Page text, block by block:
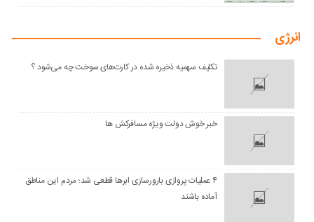
انرژی
تکلیف سهمیه ذخیره شده در کارت‌های سوخت چه می‌شود ؟
خبر خوش دولت ویژه مسافرکش‌ ها
۴ عملیات پروازی بارورسازی ابرها قطعی شد؛ مردم این مناطق
آماده باشند